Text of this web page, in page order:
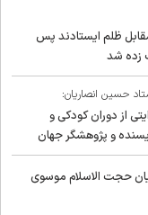
ظلم ایستادند پس
شد
حسین انصاریان:
از دوران کودکی و
و پژوهشگر جهان
حجت الاسلام موسوی